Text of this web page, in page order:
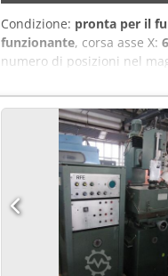
Condizione: pronta per il
funzionante, corsa asse X:
numero di posizioni nel
elettroerosione (EDM) a
Z: 755 mm Corsa asse W:
foratura: a partire da 0,10
1.975 mm Profondità:
elettrico con 18 posizioni
Rilevamento del foro
a colori Compensazione
Controllo di scarica a 3
potenza del generatore
serbatoio dell'acqua da
automatico degli elettrodi